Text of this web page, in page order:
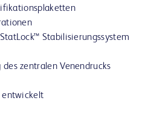
Stabilisierungssystem
zentralen Venendrucks
entwickelt